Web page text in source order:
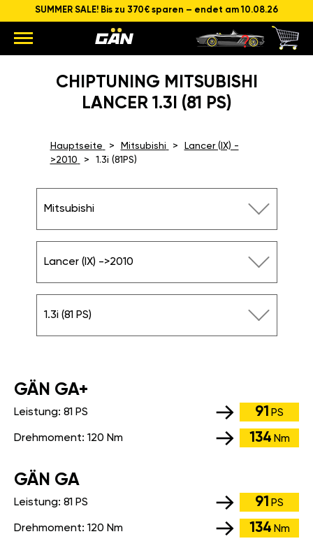
SUMMER SALE! Bis zu 370€ sparen – endet am 10.08.26
CHIPTUNING MITSUBISHI
LANCER 1.3I (81 PS)
Hauptseite Mitsubishi
Lancer (IX) -
>2010
1.3i (81PS)
Mitsubishi
Lancer (IX) ->2010
1.3i (81 PS)
GÄN GA+
Leistung: 81 PS 91 PS
Drehmoment: 120 Nm 134 Nm
GÄN GA
Leistung: 81 PS 91 PS
Drehmoment: 120 Nm 134 Nm